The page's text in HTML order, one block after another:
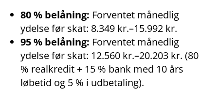
80 % belåning: Forventet månedlig
ydelse før skat: 8.349 kr.–15.992 kr.
95 % belåning: Forventet månedlig
ydelse før skat: 12.560 kr.–20.203 kr. (80
% realkredit + 15 % bank med 10 års
løbetid og 5 % i udbetaling).